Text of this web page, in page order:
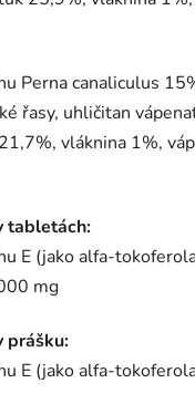
Perna canaliculus
řasy, uhličitan
vláknina 1%,
tabletách:
E (jako alfa-
mg
prášku:
E (jako alfa-